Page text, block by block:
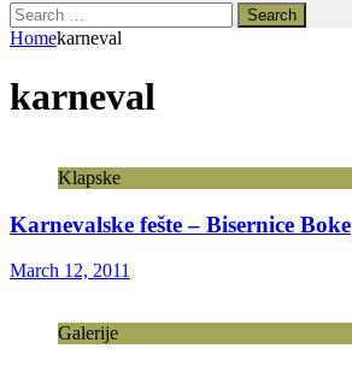
Search
for:
Homekarneval
karneval
Klapske
Karnevalske fešte – Bisernice Boke
March 12, 2011
Galerije